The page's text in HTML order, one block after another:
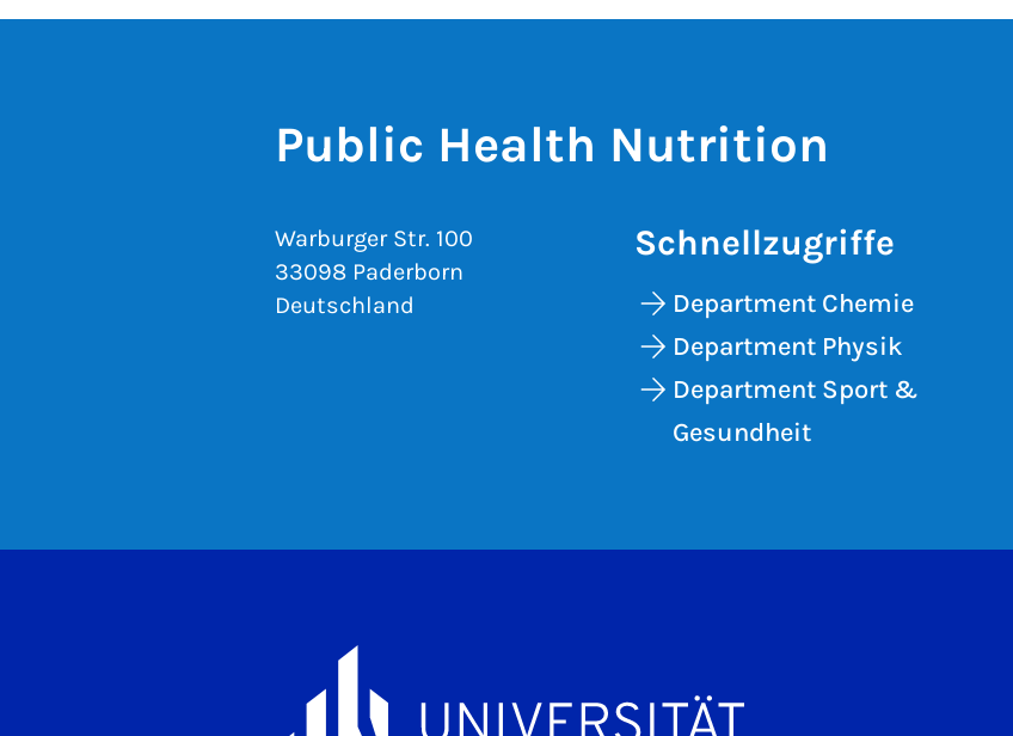
Public Health Nutrition
Warburger Str. 100
33098 Paderborn
Deutschland
Schnellzugriffe
Department Chemie
Department Physik
Department Sport &
Gesundheit